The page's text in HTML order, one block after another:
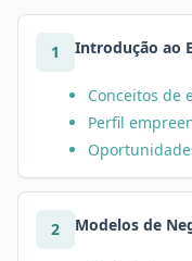
1 Introdução ao
Conceitos de
Perfil
2 Modelos de